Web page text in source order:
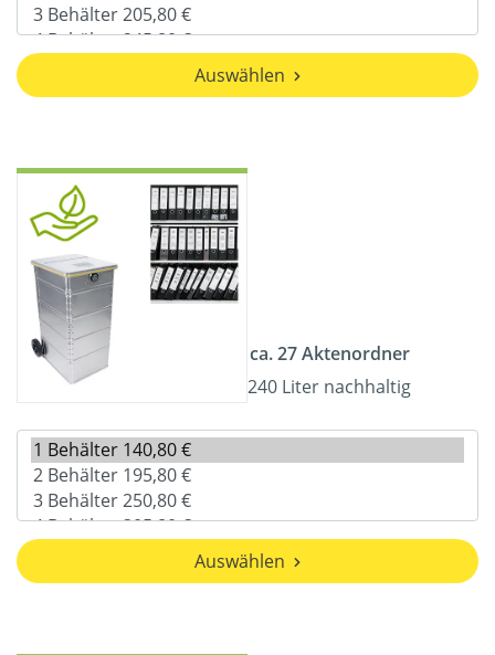
Auswählen
ca. 27 Aktenordner
240 Liter nachhaltig
Auswählen